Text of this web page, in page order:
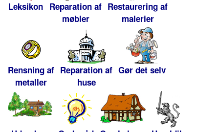
Leksikon Reparation af
møbler
Restaurering af
malerier
Rensning af
metaller
Reparation af
huse
Gør det selv